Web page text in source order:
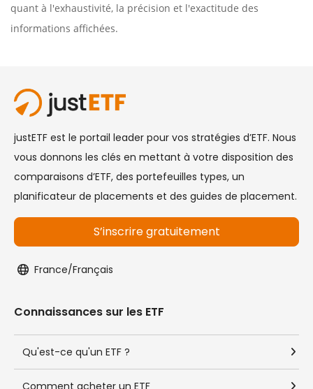
quant à l'exhaustivité, la précision et l'exactitude des
informations affichées.